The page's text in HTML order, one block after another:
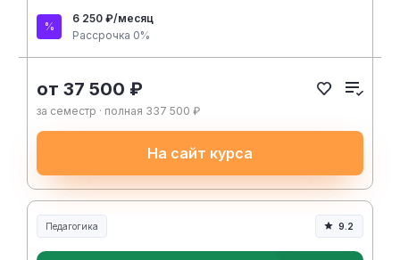
6 250 ₽/месяц
Рассрочка 0%
от 37 500 ₽
за семестр · полная 337 500 ₽
На сайт курса
Педагогика
Образование и педагогика
9.2